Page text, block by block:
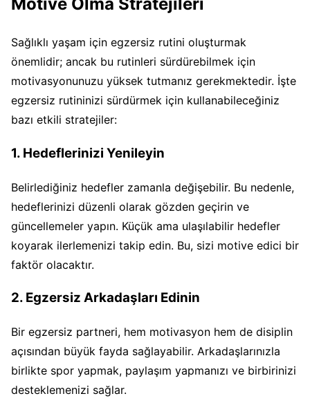
Sağlıklı yaşam için egzersiz rutini oluşturmak
önemlidir; ancak bu rutinleri sürdürebilmek için
motivasyonunuzu yüksek tutmanız gerekmektedir. İşte
egzersiz rutininizi sürdürmek için kullanabileceğiniz
bazı etkili stratejiler:
1. Hedeflerinizi Yenileyin
Belirlediğiniz hedefler zamanla değişebilir. Bu nedenle,
hedeflerinizi düzenli olarak gözden geçirin ve
güncellemeler yapın. Küçük ama ulaşılabilir hedefler
koyarak ilerlemenizi takip edin. Bu, sizi motive edici bir
faktör olacaktır.
2. Egzersiz Arkadaşları Edinin
Bir egzersiz partneri, hem motivasyon hem de disiplin
açısından büyük fayda sağlayabilir. Arkadaşlarınızla
birlikte spor yapmak, paylaşım yapmanızı ve birbirinizi
desteklemenizi sağlar.